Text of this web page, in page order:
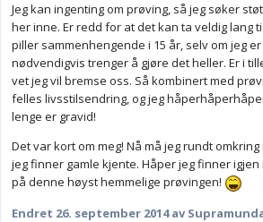
Jeg kan ingenting om prøving, så jeg søker
her inne. Er redd for at det kan ta veldig lang
piller sammenhengende i 15 år, selv om jeg
nødvendigvis trenger å gjøre det heller. Er i
vet jeg vil bremse oss. Så kombinert med
felles livsstilsendring, og jeg
lenge er gravid!
Det var kort om meg! Nå må jeg rundt
jeg finner gamle kjente. Håper jeg finner
på denne høyst hemmelige prøvingen!
Endret 26. september 2014av